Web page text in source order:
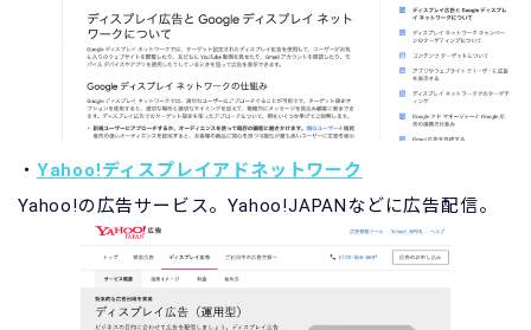
・ Yahoo!​ディスプレイアドネットワーク
Yahoo!の広告サービス。Yahoo!JAPANなどに広告配信。